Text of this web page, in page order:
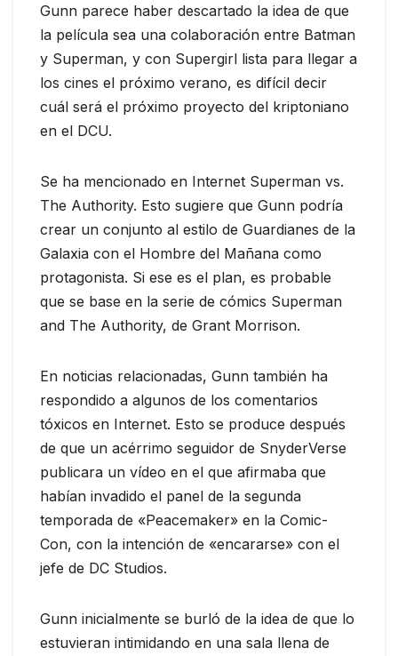
Gunn parece haber descartado la idea de que
la película sea una colaboración entre Batman
y Superman, y con Supergirl lista para llegar a
los cines el próximo verano, es difícil decir
cuál será el próximo proyecto del kriptoniano
en el DCU.
Se ha mencionado en Internet Superman vs.
The Authority. Esto sugiere que Gunn podría
crear un conjunto al estilo de Guardianes de la
Galaxia con el Hombre del Mañana como
protagonista. Si ese es el plan, es probable
que se base en la serie de cómics Superman
and The Authority, de Grant Morrison.
En noticias relacionadas, Gunn también ha
respondido a algunos de los comentarios
tóxicos en Internet. Esto se produce después
de que un acérrimo seguidor de SnyderVerse
publicara un vídeo en el que afirmaba que
habían invadido el panel de la segunda
temporada de «Peacemaker» en la Comic-
Con, con la intención de «encararse» con el
jefe de DC Studios.
Gunn inicialmente se burló de la idea de que lo
estuvieran intimidando en una sala llena de